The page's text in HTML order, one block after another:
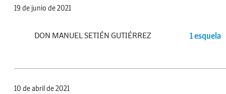
19 de junio de 2021
DON MANUEL SETIÉN GUTIÉRREZ 1 esquela
10 de abril de 2021